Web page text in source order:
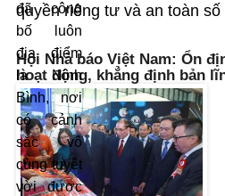
đã công
bố luôn
địa điểm
là Ninh
Bình, nơi
có cảnh
sắc vô
cùng tuyệt
vời được
quyền riêng tư và an toàn số
Hội Nhà báo Việt Nam: Ổn
hoạt động, khẳng định bản